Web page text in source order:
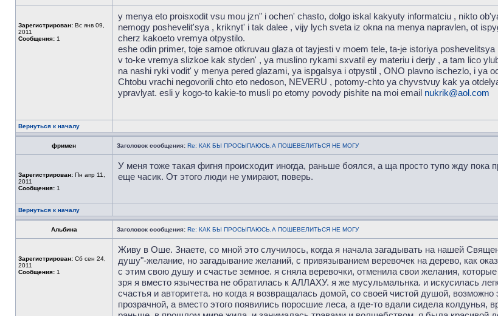
Зарегистрирован: Вс янв 09,
2011
Сообщения: 1
y menya eto proisxodit vsu mou jzn" i ochen' chasto, dolgo iskal kakyuty informatciu , nikto
nemogy poshevelit'sya , kriknyt' i tak dalee , vijy lych sveta iz okna na menya napravlen, ot
cherz kakoeto vremya otpystilo.
eshe odin primer, toje samoe otkruvau glaza ot tayjesti v moem tele, ta-je istoriya
v to-ke vremya slizkoe kak styden' , ya muslino rykami sxvatil ey materiu i derjy , a tam lico
na nashi ryki vodit' y menya pered glazami, ya ispgalsya i otpystil , ONO plavno ischezlo, i ya
Chtobu vrachi negovorili chto eto nedoson, NEVERU , potomy-chto ya chyvstvuy kak ya
ypravlyat. esli y kogo-to kakie-to musli po etomy povody pishite na moi email nukrik@aol.com
Вернуться к началу
фримен Заголовок сообщения: Re: КАК БЫ ПРОСЫПАЮСЬ,А ПОШЕВЕЛИТЬСЯ НЕ МОГУ
Зарегистрирован: Пн апр 11,
2011
Сообщения: 1
У меня тоже такая фигня происходит иногда, раньше боялся, а ща просто тупо жду пока
еще часик. От этого люди не умирают, поверь.
Вернуться к началу
Альбина Заголовок сообщения: Re: КАК БЫ ПРОСЫПАЮСЬ,А ПОШЕВЕЛИТЬСЯ НЕ МОГУ
Зарегистрирован: Сб сен 24,
2011
Сообщения: 1
Живу в Оше. Знаете, со мной это случилось, когда я начала загадывать на нашей
душу"-желание, но загадывание желаний, с привязыванием веревочек на дерево, как
с этим свою душу и счастье земное. я сняла веревочки, отменила свои желания,
зря я вместо язычества не обратилась к АЛЛАХУ. я же мусульмальнка. и искусилась
счастья и авторитета. но когда я возвращалась домой, со своей чистой душой,
прозрачной, а вместо этого появились поросшие леса, а где-то вдали сидела